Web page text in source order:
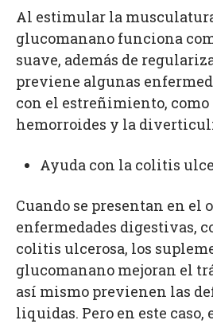
Al estimular la
glucomanano funciona
suave, además de
previene algunas
con el estreñimiento, como
hemorroides y la
Ayuda con la colitis
Cuando se presentan en el
enfermedades digestivas,
colitis ulcerosa, los
glucomanano mejoran el
así mismo previenen las
liquidas. Pero en este